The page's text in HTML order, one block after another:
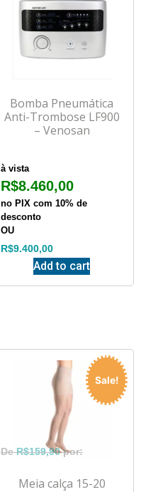
Bomba Pneumática
Anti-Trombose LF900
– Venosan
R$9.400,00
à vista
R$8.460,00
no PIX com 10% de
desconto
OU
Add to cart
Sale!
Meia calça 15-20
R$159,90